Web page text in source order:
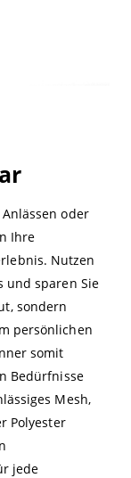
oder
Ihre
Nutzen
und sparen Sie
sondern
persönlichen
somit
Bedürfnisse
Mesh,
Polyester
jede